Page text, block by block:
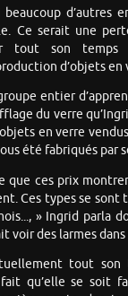
d’autres
Ce serait une
tout son
d’objets en
entier
du verre
en verre
été fabriqués par
que ces prix
Ces types se
» Ingrid parla
voir des larmes
tout son
qu’elle se soit